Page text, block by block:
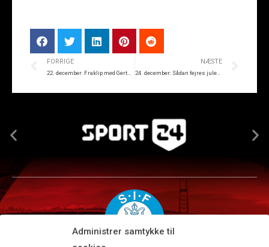
Administrer samtykke til
FORRIGE
22. december: Fraklip med Gertsen og Simon J.
NÆSTE
24. december: Sådan fejres julen hos SIF’erne